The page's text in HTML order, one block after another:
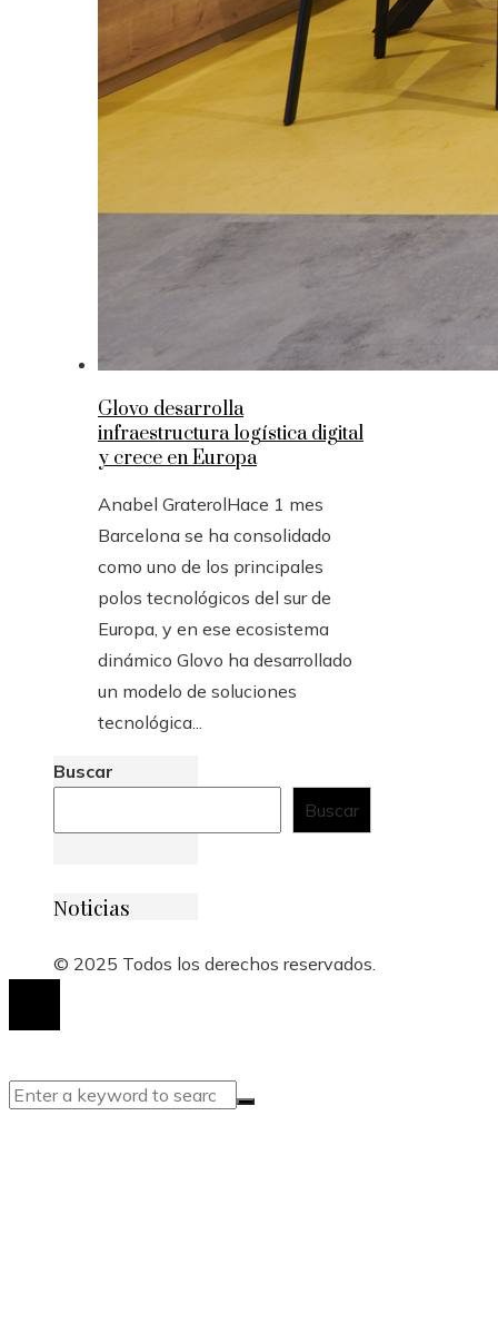
Glovo desarrolla
infraestructura logística digital
y crece en Europa
Anabel GraterolHace 1 mes
Barcelona se ha consolidado
como uno de los principales
polos tecnológicos del sur de
Europa, y en ese ecosistema
dinámico Glovo ha desarrollado
un modelo de soluciones
tecnológica...
Buscar
Buscar
Noticias
© 2025 Todos los derechos reservados.